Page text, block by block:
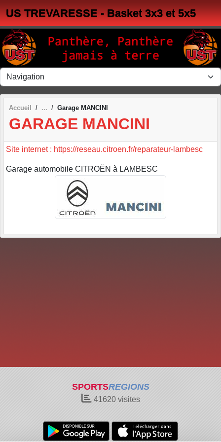
US TREVARESSE - Basket 3x3 et 5x5
Accueil Garage MANCINI
GARAGE MANCINI
Site internet : https://reseau.citroen.fr/reparateur-lambesc
Garage automobile CITROËN à LAMBESC
SPORTSREGIONS
41620visites